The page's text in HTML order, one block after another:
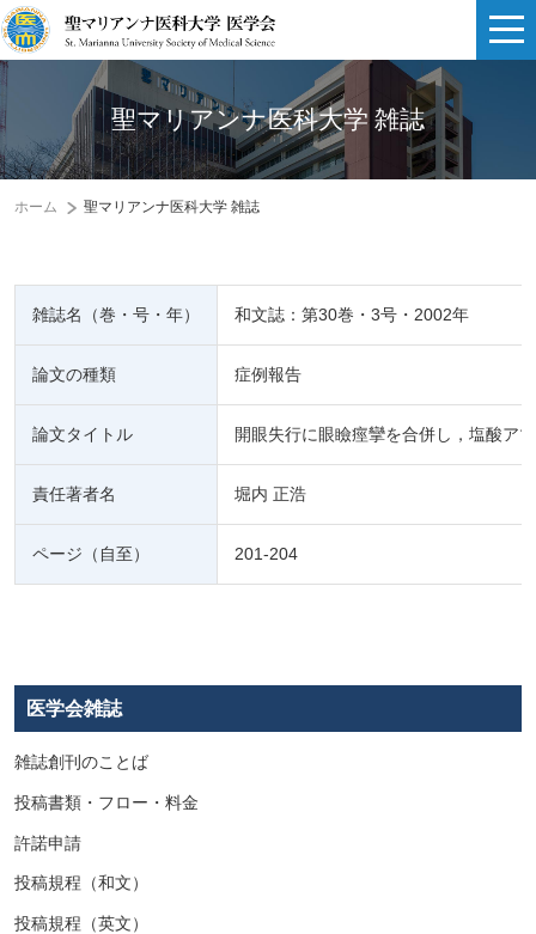
聖マリアンナ医科大学 雑誌
ホーム 聖マリアンナ医科大学 雑誌
雑誌名（巻・号・年） 和文誌：第30巻・3号・2002年
論文の種類 症例報告
論文タイトル 開眼失行に眼瞼痙攣を合併し，塩酸ア
責任著者名 堀内 正浩
ページ（自至） 201-204
医学会雑誌
雑誌創刊のことば
投稿書類・フロー・料金
許諾申請
投稿規程（和文）
投稿規程（英文）